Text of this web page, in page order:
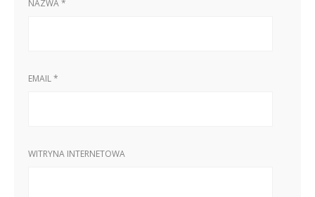
NAZWA*
EMAIL*
WITRYNA INTERNETOWA